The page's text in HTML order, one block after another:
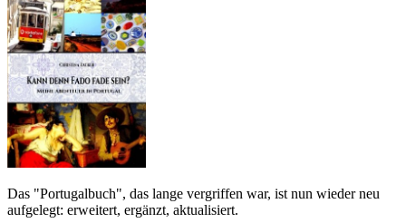
Das "Portugalbuch", das lange vergriffen war, ist nun wieder neu
aufgelegt: erweitert, ergänzt, aktualisiert.